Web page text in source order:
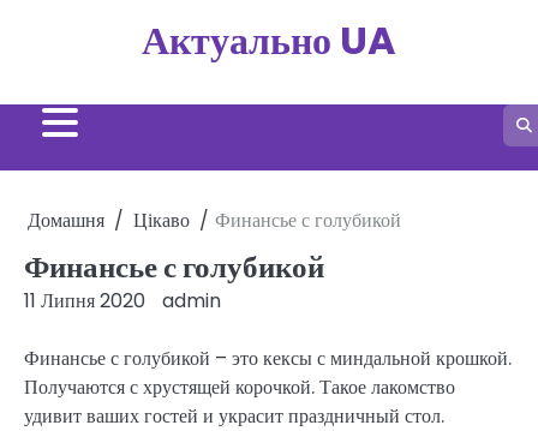
Актуально UA
Домашня Цікаво Финансье с голубикой
Финансье с голубикой
11 Липня 2020 admin
Финансье с голубикой – это кексы с миндальной крошкой.
Получаются с хрустящей корочкой. Такое лакомство
удивит ваших гостей и украсит праздничный стол.